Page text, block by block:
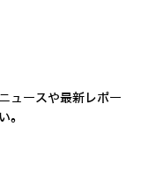
ュースや最新レポー
。